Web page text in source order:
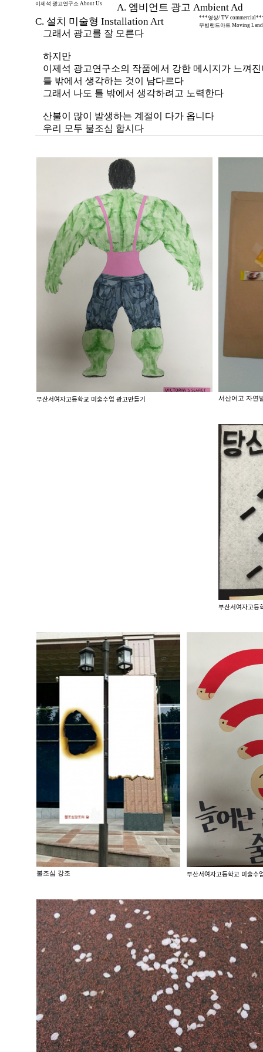
이제석 광고연구소 About Us
A. 엠비언트 광고 Ambient Ad
C. 설치 미술형 Installation Art
***영상/ TV
무빙랜드아트 Moving
난 광고인도 지망생도 아니다
그래서 광고를 잘 모른다
하지만
이제석 광고연구소의 작품에서 강한 메시지가 느껴진
틀 밖에서 생각하는 것이 남다르다
그래서 나도 틀 밖에서 생각하려고 노력한다
산불이 많이 발생하는 계절이 다가 옵니다
우리 모두 불조심 합시다
부산서여자고등학교 미술수업 광고만들기 서산여고 자연
불조심 강조 부산서여자고등학교 미